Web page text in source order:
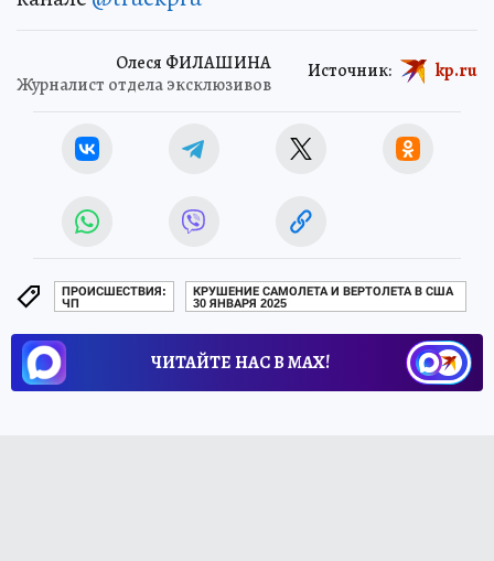
Олеся ФИЛАШИНА
Журналист отдела эксклюзивов
Источник: kp.ru
ПРОИСШЕСТВИЯ:
ЧП
КРУШЕНИЕ САМОЛЕТА И ВЕРТОЛЕТА В США
30 ЯНВАРЯ 2025
ЧИТАЙТЕ НАС В МАХ!